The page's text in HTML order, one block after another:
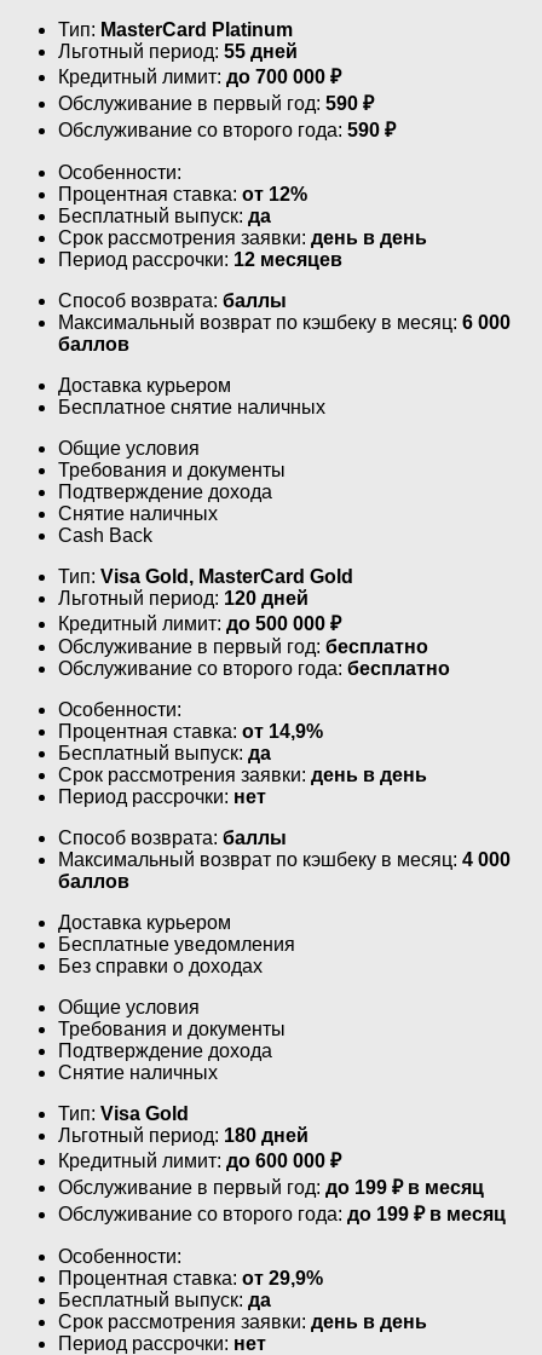
Тип: MasterСard Platinum
Льготный период: 55 дней
Кредитный лимит: до 700 000 ₽
Обслуживание в первый год: 590 ₽
Обслуживание со второго года: 590 ₽
Особенности:
Процентная ставка: от 12%
Бесплатный выпуск: да
Срок рассмотрения заявки: день в день
Период рассрочки: 12 месяцев
Способ возврата: баллы
Максимальный возврат по кэшбеку в месяц: 6 000
баллов
Доставка курьером
Бесплатное снятие наличных
Общие условия
Требования и документы
Подтверждение дохода
Снятие наличных
Cash Back
Тип: Visa Gold, MasterСard Gold
Льготный период: 120 дней
Кредитный лимит: до 500 000 ₽
Обслуживание в первый год: бесплатно
Обслуживание со второго года: бесплатно
Особенности:
Процентная ставка: от 14,9%
Бесплатный выпуск: да
Срок рассмотрения заявки: день в день
Период рассрочки: нет
Способ возврата: баллы
Максимальный возврат по кэшбеку в месяц: 4 000
баллов
Доставка курьером
Бесплатные уведомления
Без справки о доходах
Общие условия
Требования и документы
Подтверждение дохода
Снятие наличных
Тип: Visa Gold
Льготный период: 180 дней
Кредитный лимит: до 600 000 ₽
Обслуживание в первый год: до 199 ₽ в месяц
Обслуживание со второго года: до 199 ₽ в месяц
Особенности:
Процентная ставка: от 29,9%
Бесплатный выпуск: да
Срок рассмотрения заявки: день в день
Период рассрочки: нет